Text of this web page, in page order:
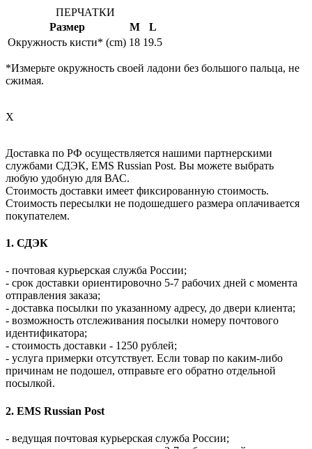
ПЕРЧАТКИ
Размер
M
L
Окружность кисти* (cm) 18 19.5
*Измерьте окружность своей ладони без большого пальца, не
сжимая.
X
Доставка по РФ осуществляется нашими партнерскими
службами СДЭК, EMS Russian Post. Вы можете выбрать
любую удобную для ВАС.
Стоимость доставки имеет фиксированную стоимость.
Стоимость пересылки не подошедшего размера оплачивается
покупателем.
1. СДЭК
- почтовая курьерская служба России;
- срок доставки ориентировочно 5-7 рабочих дней с момента
отправления заказа;
- доставка посылки по указанному адресу, до двери клиента;
- возможность отслеживания посылки номеру почтового
идентификатора;
- стоимость доставки - 1250 рублей;
- услуга примерки отсутствует. Если товар по каким-либо
причинам не подошел, отправьте его обратно отдельной
посылкой.
2. EMS Russian Post
- ведущая почтовая курьерская служба России;